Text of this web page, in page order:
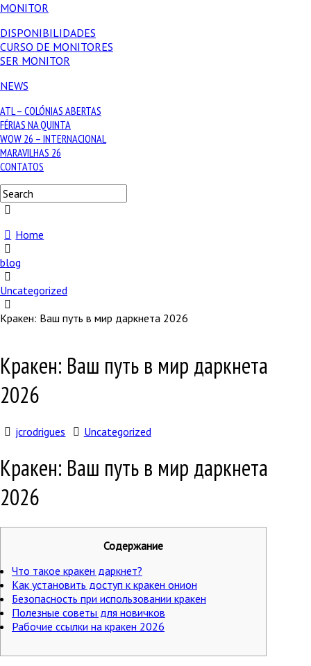
MONITOR
DISPONIBILIDADES
CURSO DE MONITORES
SER MONITOR
NEWS
ATL – COLÓNIAS ABERTAS
FÉRIAS NA QUINTA
WOW 26 – INTERNACIONAL
MARAVILHAS 26
CONTATOS
Home
blog
Uncategorized
Кракен: Ваш путь в мир даркнета 2026
Кракен: Ваш путь в мир даркнета
2026
jcrodrigues Uncategorized
Кракен: Ваш путь в мир даркнета
2026
Содержание
Что такое кракен даркнет?
Как установить доступ к кракен онион
Безопасность при использовании кракен
Полезные советы для новичков
Рабочие ссылки на кракен 2026